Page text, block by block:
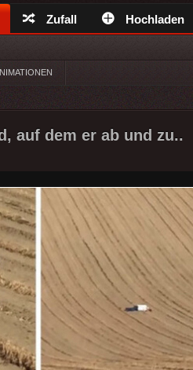
Zufall Hochladen
auf dem er ab und zu..